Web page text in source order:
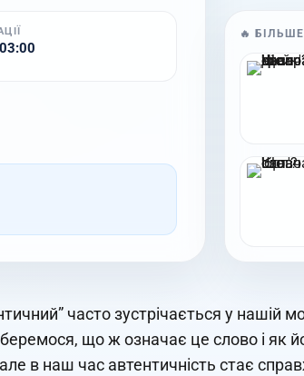
🔥
часто зустрічається у нашій
що ж означає це слово і як
в наш час автентичність стає